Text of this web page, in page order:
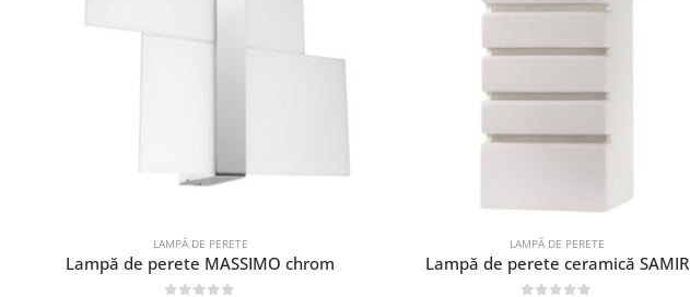
LAMPĂ DE PERETE
Lampă de perete MASSIMO chrom
LAMPĂ DE PERETE
Lampă de perete ceramică SAMIR